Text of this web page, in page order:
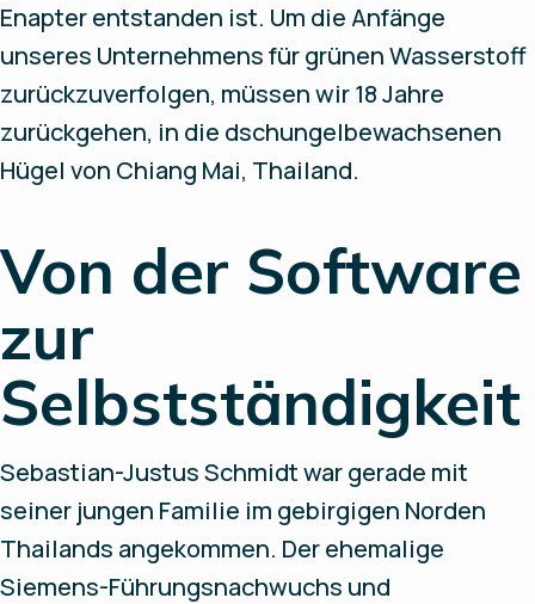
Enapter entstanden ist. Um die Anfänge
unseres Unternehmens für grünen Wasserstoff
zurückzuverfolgen, müssen wir 18 Jahre
zurückgehen, in die dschungelbewachsenen
Hügel von Chiang Mai, Thailand.
Von der Software
zur
Selbstständigkeit
Sebastian-Justus Schmidt war gerade mit
seiner jungen Familie im gebirgigen Norden
Thailands angekommen. Der ehemalige
Siemens-Führungsnachwuchs und